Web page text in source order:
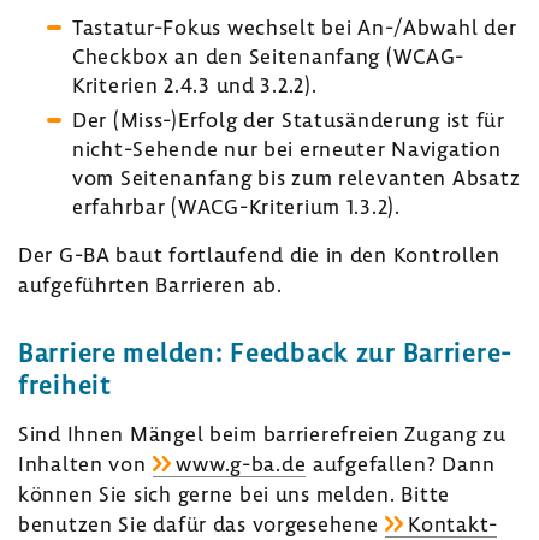
Tastatur-​Fokus wech­selt bei An-/Abwahl der
Checkbox an den Seiten­an­fang (WCAG-​
Kriterien 2.4.3 und 3.2.2).
Der (Miss-)Erfolg der Status­än­de­rung ist für
nicht-​Sehende nur bei erneuter Navi­ga­tion
vom Seiten­an­fang bis zum rele­vanten Absatz
erfahrbar (WACG-​Kriterium 1.3.2).
Der G-BA baut fort­lau­fend die in den Kontrollen
aufge­führten Barrieren ab.
Barriere melden: Feed­back zur Barrie­re­
frei­heit
Sind Ihnen Mängel beim barrie­re­freien Zugang zu
Inhalten von
www.g-ba.de aufge­fallen? Dann
können Sie sich gerne bei uns melden. Bitte
benutzen Sie dafür das vorge­se­hene
Kontakt­